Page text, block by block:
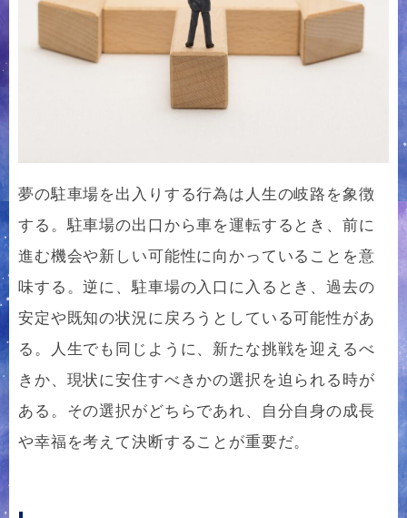
夢の駐車場を出入りする行為は人生の岐路を象徴
する。駐車場の出口から車を運転するとき、前に
進む機会や新しい可能性に向かっていることを意
味する。逆に、駐車場の入口に入るとき、過去の
安定や既知の状況に戻ろうとしている可能性があ
る。人生でも同じように、新たな挑戦を迎えるべ
きか、現状に安住すべきかの選択を迫られる時が
ある。その選択がどちらであれ、自分自身の成長
や幸福を考えて決断することが重要だ。